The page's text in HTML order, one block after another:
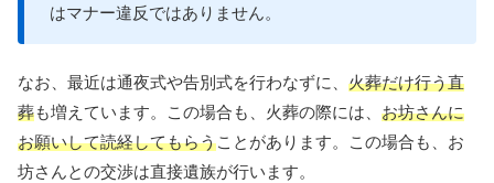
はマナー違反ではありません。
なお、最近は通夜式や告別式を行わなずに、 火葬だけ行う直
葬も増えています。この場合も、火葬の際には、 お坊さんに
お願いして読経してもらうことがあります。この場合も、お
坊さんとの交渉は直接遺族が行います。